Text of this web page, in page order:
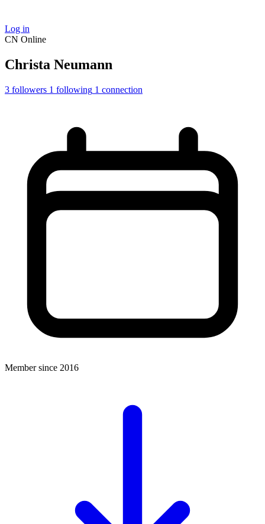
Log in
CN Online
Christa Neumann
3 followers 1 following 1 connection
Member since 2016